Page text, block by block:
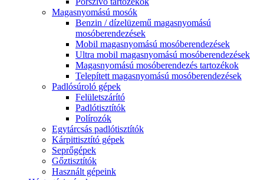
Magasnyomású mosók
Benzin / dízelüzemű magasnyomású
mosóberendezések
Mobil magasnyomású mosóberendezések
Ultra mobil magasnyomású mosóberendezések
Magasnyomású mosóberendezés tartozékok
Telepített magasnyomású mosóberendezések
Padlósúroló gépek
Felületszárító
Padlótisztítók
Polírozók
Egytárcsás padlótisztítók
Kárpittisztító gépek
Seprőgépek
Gőztisztítók
Használt gépeink